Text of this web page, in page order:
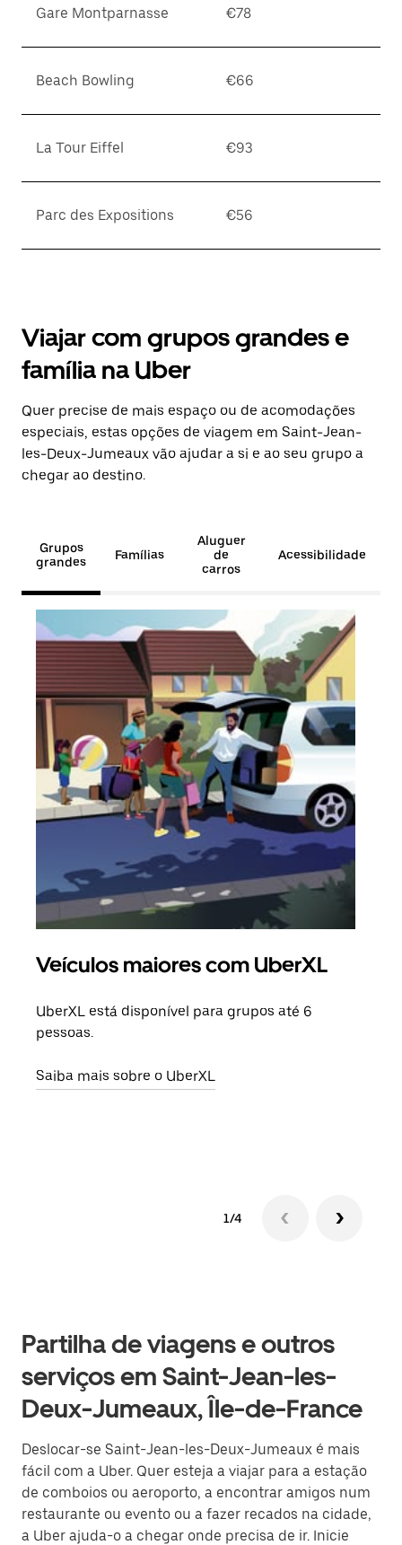
Gare Montparnasse €78
Beach Bowling €66
La Tour Eiffel €93
Parc des Expositions €56
Viajar com grupos grandes e
família na Uber
Quer precise de mais espaço ou de acomodações
especiais, estas opções de viagem em Saint-Jean-
les-Deux-Jumeaux vão ajudar a si e ao seu grupo a
chegar ao destino.
Grupos
grandes
Famílias
Aluguer
de
carros
Acessibilidade
Veículos maiores com UberXL
UberXL está disponível para grupos até 6
pessoas.
Saiba mais sobre o UberXL
1/4
Partilha de viagens e outros
serviços em Saint-Jean-les-
Deux-Jumeaux, Île-de-France
Deslocar-se Saint-Jean-les-Deux-Jumeaux é mais
fácil com a Uber. Quer esteja a viajar para a estação
de comboios ou aeroporto, a encontrar amigos num
restaurante ou evento ou a fazer recados na cidade,
a Uber ajuda-o a chegar onde precisa de ir. Inicie